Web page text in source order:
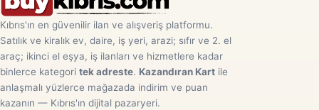
Kıbrıs'ın en güvenilir ilan ve alışveriş platformu.
Satılık ve kiralık ev, daire, iş yeri, arazi; sıfır ve 2. el
araç; ikinci el eşya, iş ilanları ve hizmetlere kadar
binlerce kategori tek adreste. Kazandıran Kart ile
anlaşmalı yüzlerce mağazada indirim ve puan
kazanın — Kıbrıs'ın dijital pazaryeri.